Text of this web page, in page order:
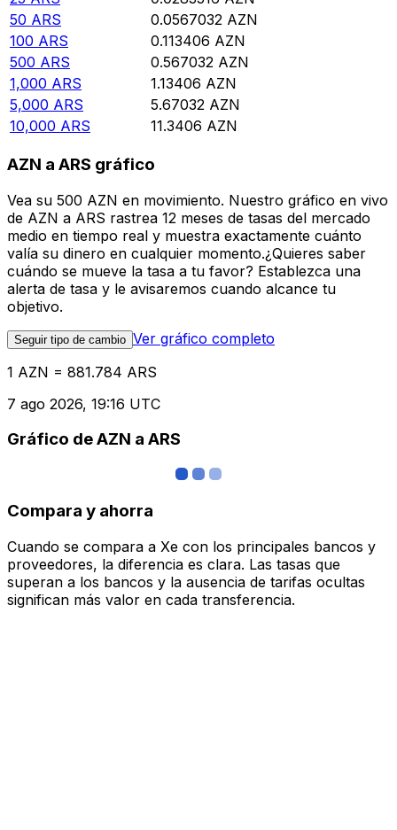
50 ARS 0.0567032 AZN
100 ARS 0.113406 AZN
500 ARS 0.567032 AZN
1,000 ARS 1.13406 AZN
5,000 ARS 5.67032 AZN
10,000 ARS 11.3406 AZN
AZN a ARS gráfico
Vea su 500 AZN en movimiento. Nuestro gráfico en vivo
de AZN a ARS rastrea 12 meses de tasas del mercado
medio en tiempo real y muestra exactamente cuánto
valía su dinero en cualquier momento.¿Quieres saber
cuándo se mueve la tasa a tu favor? Establezca una
alerta de tasa y le avisaremos cuando alcance tu
objetivo.
Seguir tipo de cambio Ver gráfico completo
1 AZN = 881.784 ARS
7 ago 2026, 19:16 UTC
Gráfico de AZN a ARS
Compara y ahorra
Cuando se compara a Xe con los principales bancos y
proveedores, la diferencia es clara. Las tasas que
superan a los bancos y la ausencia de tarifas ocultas
significan más valor en cada transferencia.